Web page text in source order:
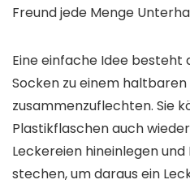
Freund jede Menge
Eine einfache Idee besteht
Socken zu einem haltbaren
zusammenzuflechten. Sie
Plastikflaschen auch
Leckereien hineinlegen
stechen, um daraus ein